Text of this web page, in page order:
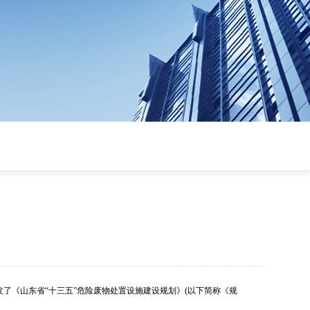
《山东省“十三五”危险废物处置设施建设规划》(以下简称《规